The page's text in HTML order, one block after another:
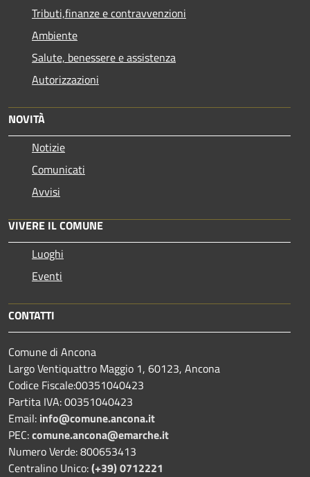
Tributi,finanze e contravvenzioni
Ambiente
Salute, benessere e assistenza
Autorizzazioni
NOVITÀ
Notizie
Comunicati
Avvisi
VIVERE IL COMUNE
Luoghi
Eventi
CONTATTI
Comune di Ancona
Largo Ventiquattro Maggio 1, 60123, Ancona
Codice Fiscale:00351040423
Partita IVA: 00351040423
Email: info@comune.ancona.it
PEC:comune.ancona@emarche.it
Numero Verde: 800653413
Centralino Unico:(+39) 0712221